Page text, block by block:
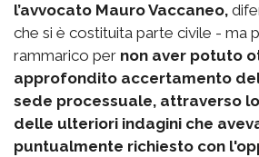
l’avvocato Mauro Vaccaneo,
che si è costituita parte civile - ma
rammarico per non aver potuto
approfondito accertamento
sede processuale, attraverso
delle ulteriori indagini che
puntualmente richiesto con